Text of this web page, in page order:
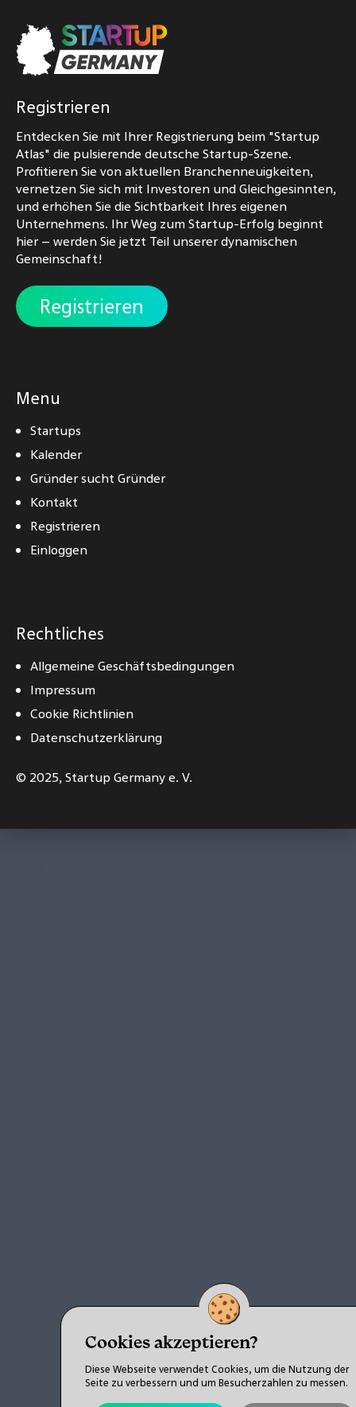
Registrieren
Entdecken Sie mit Ihrer Registrierung beim "Startup
Atlas" die pulsierende deutsche Startup-Szene.
Profitieren Sie von aktuellen Branchenneuigkeiten,
vernetzen Sie sich mit Investoren und Gleichgesinnten,
und erhöhen Sie die Sichtbarkeit Ihres eigenen
Unternehmens. Ihr Weg zum Startup-Erfolg beginnt
hier – werden Sie jetzt Teil unserer dynamischen
Gemeinschaft!
Registrieren
Menu
Startups
Kalender
Gründer sucht Gründer
Kontakt
Registrieren
Einloggen
Rechtliches
Allgemeine Geschäftsbedingungen
Impressum
Cookie Richtlinien
Datenschutzerklärung
© 2025,Startup Germany e. V.
Cookies akzeptieren?
Diese Webseite verwendet Cookies, um die Nutzung der
Seite zu verbessern und um Besucherzahlen zu messen.